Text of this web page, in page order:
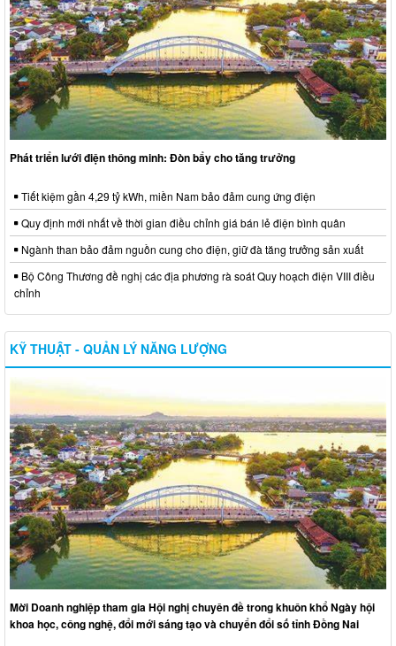
Phát triển lưới điện thông minh: Đòn bẩy cho tăng trưởng
Tiết kiệm gần 4,29 tỷ kWh, miền Nam bảo đảm cung ứng điện
Quy định mới nhất về thời gian điều chỉnh giá bán lẻ điện bình quân
Ngành than bảo đảm nguồn cung cho điện, giữ đà tăng trưởng sản xuất
Bộ Công Thương đề nghị các địa phương rà soát Quy hoạch điện VIII điều
chỉnh
KỸ THUẬT - QUẢN LÝ NĂNG LƯỢNG
Mời Doanh nghiệp tham gia Hội nghị chuyên đề trong khuôn khổ Ngày hội
khoa học, công nghệ, đổi mới sáng tạo và chuyển đổi số tỉnh Đồng Nai